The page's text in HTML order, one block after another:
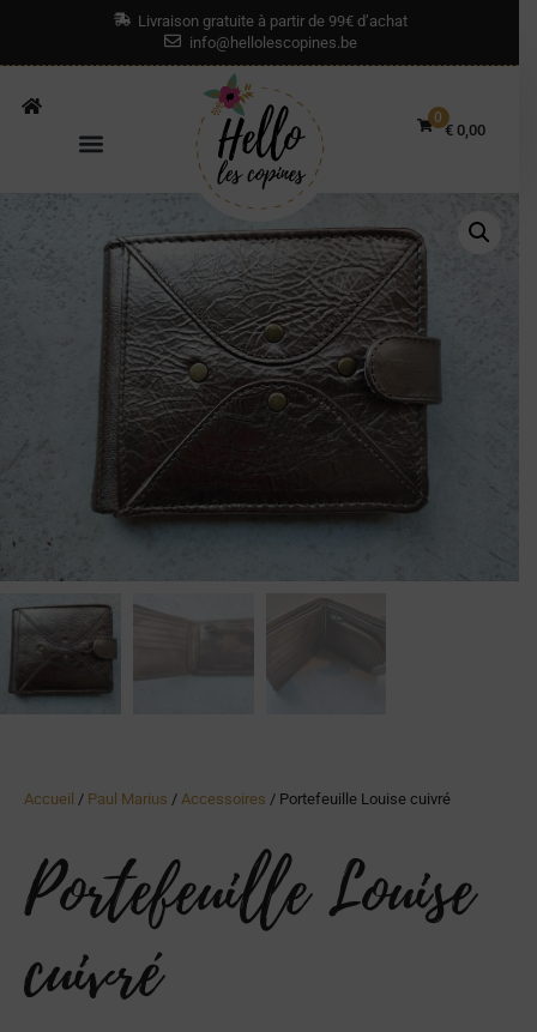
Livraison gratuite à partir de 99€ d’achat
info@hellolescopines.be
0
€0,00
Accueil / Paul Marius / Accessoires / Portefeuille Louise cuivré
Portefeuille Louise
cuivré